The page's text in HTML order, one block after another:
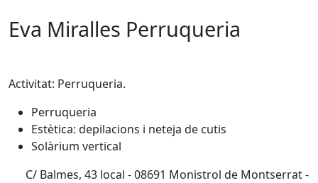
Eva Miralles Perruqueria
Activitat: Perruqueria.
Perruqueria
Estètica: depilacions i neteja de cutis
Solàrium vertical
C/ Balmes, 43 local - 08691 Monistrol de Montserrat -